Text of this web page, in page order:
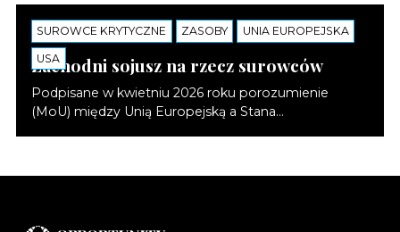
SUROWCE KRYTYCZNE ZASOBY UNIA EUROPEJSKA
USA
NOTATKI
Zachodni sojusz na rzecz surowców
Podpisane w kwietniu 2026 roku porozumienie
(MoU) między Unią Europejską a Stana...